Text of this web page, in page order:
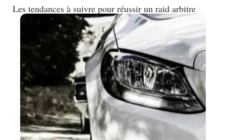
Les tendances à suivre pour réussir un raid arbitre